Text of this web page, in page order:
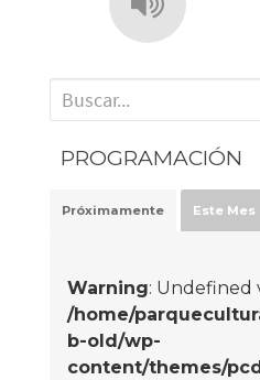
' . __('Search for:') . '
PROGRAMACIÓN
Próximamente Este Mes
Warning: Undefined
/home/
b-old/wp-
content/themes/